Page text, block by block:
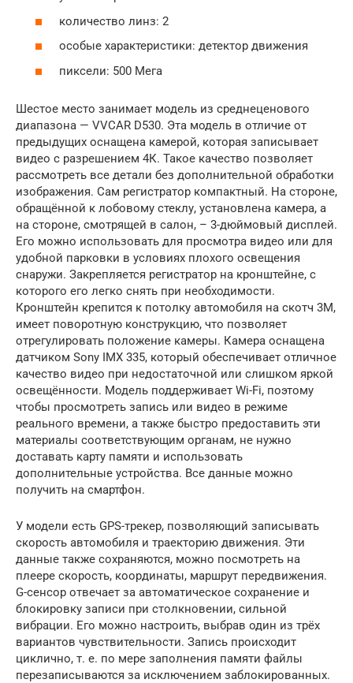
количество линз: 2
особые характеристики: детектор движения
пиксели: 500 Мега
Шестое место занимает модель из среднеценового
диапазона — VVCAR D530. Эта модель в отличие от
предыдущих оснащена камерой, которая записывает
видео с разрешением 4К. Такое качество позволяет
рассмотреть все детали без дополнительной обработки
изображения. Сам регистратор компактный. На стороне,
обращённой к лобовому стеклу, установлена камера, а
на стороне, смотрящей в салон, – 3-дюймовый дисплей.
Его можно использовать для просмотра видео или для
удобной парковки в условиях плохого освещения
снаружи. Закрепляется регистратор на кронштейне, с
которого его легко снять при необходимости.
Кронштейн крепится к потолку автомобиля на скотч 3М,
имеет поворотную конструкцию, что позволяет
отрегулировать положение камеры. Камера оснащена
датчиком Sony IMX 335, который обеспечивает отличное
качество видео при недостаточной или слишком яркой
освещённости. Модель поддерживает Wi-Fi, поэтому
чтобы просмотреть запись или видео в режиме
реального времени, а также быстро предоставить эти
материалы соответствующим органам, не нужно
доставать карту памяти и использовать
дополнительные устройства. Все данные можно
получить на смартфон.
У модели есть GPS-трекер, позволяющий записывать
скорость автомобиля и траекторию движения. Эти
данные также сохраняются, можно посмотреть на
плеере скорость, координаты, маршрут передвижения.
G-сенсор отвечает за автоматическое сохранение и
блокировку записи при столкновении, сильной
вибрации. Его можно настроить, выбрав один из трёх
вариантов чувствительности. Запись происходит
циклично, т. е. по мере заполнения памяти файлы
перезаписываются за исключением заблокированных.